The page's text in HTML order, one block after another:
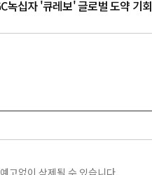
녹십자 '큐레보' 글로벌 도약 기회